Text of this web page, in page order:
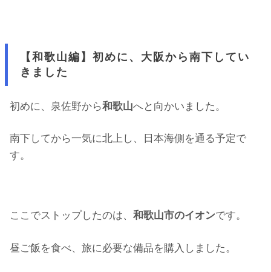
【和歌山編】初めに、大阪から南下してい
きました
初めに、泉佐野から和歌山へと向かいました。
南下してから一気に北上し、日本海側を通る予定で
す。
ここでストップしたのは、 和歌山市のイオンです。
昼ご飯を食べ、旅に必要な備品を購入しました。